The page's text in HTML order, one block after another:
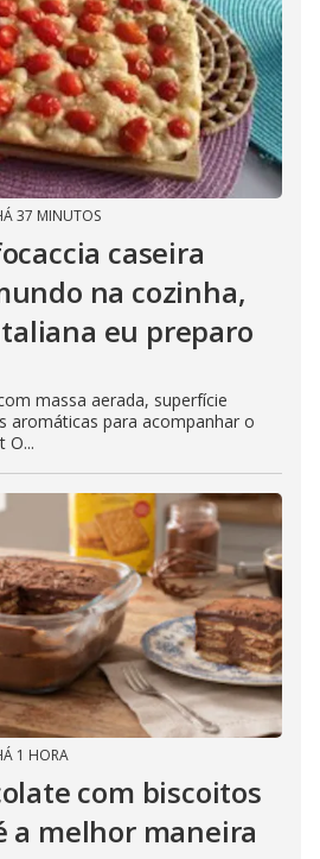
37 MINUTOS
caseira
na cozinha,
eu preparo
massa aerada, superfície
aromáticas para acompanhar o
O...
1 HORA
com biscoitos
a melhor maneira